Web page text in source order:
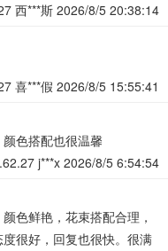
西***斯 2026/8/5 20:38:14
喜***假 2026/8/5 15:55:41
色搭配也很温馨
j***x 2026/8/5 6:54:54
色鲜艳，花束搭配合理，
很好，回复也很快。很满